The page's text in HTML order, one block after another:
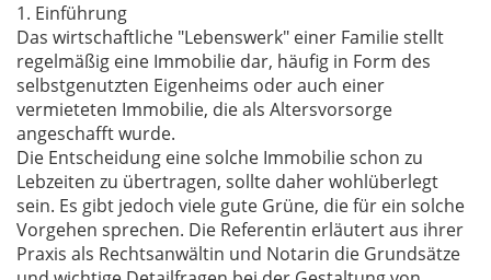
1. Einführung
Das wirtschaftliche "Lebenswerk" einer Familie stellt
regelmäßig eine Immobilie dar, häufig in Form des
selbstgenutzten Eigenheims oder auch einer
vermieteten Immobilie, die als Altersvorsorge
angeschafft wurde.
Die Entscheidung eine solche Immobilie schon zu
Lebzeiten zu übertragen, sollte daher wohlüberlegt
sein. Es gibt jedoch viele gute Grüne, die für ein solche
Vorgehen sprechen. Die Referentin erläutert aus ihrer
Praxis als Rechtsanwältin und Notarin die Grundsätze